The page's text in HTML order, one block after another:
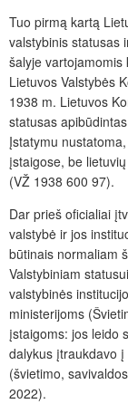
Tuo pirmą kartą
valstybinis statusas
šalyje
Lietuvos Valstybės
1938 m. Lietuvos
statusas
Įstatymu
įstaigose, be
(VŽ 1938 600 97).
Dar prieš oficialiai
valstybė ir jos
būtinais normaliam
Valstybiniam
valstybinės
ministerijoms
įstaigoms: jos leido
dalykus įtraukdavo
(švietimo,
2022).